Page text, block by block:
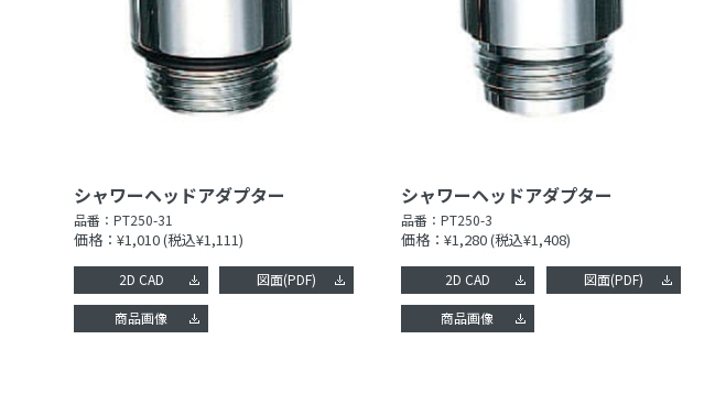
シャワーヘッドアダプター
品番：PT250-31
価格：¥1,010(税込¥1,111)
2D CAD 図面(PDF)
商品画像
シャワーヘッドアダプター
品番： PT250-3
価格：¥1,280(税込¥1,408)
2D CAD 図面(PDF)
商品画像